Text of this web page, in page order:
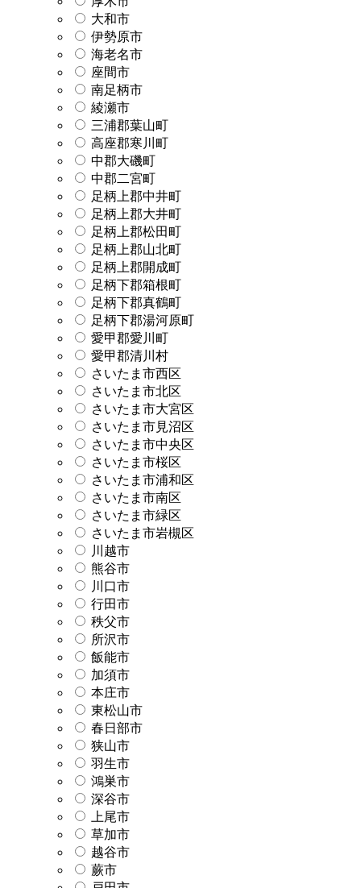
大和市
伊勢原市
海老名市
座間市
南足柄市
綾瀬市
三浦郡葉山町
高座郡寒川町
中郡大磯町
中郡二宮町
足柄上郡中井町
足柄上郡大井町
足柄上郡松田町
足柄上郡山北町
足柄上郡開成町
足柄下郡箱根町
足柄下郡真鶴町
足柄下郡湯河原町
愛甲郡愛川町
愛甲郡清川村
さいたま市西区
さいたま市北区
さいたま市大宮区
さいたま市見沼区
さいたま市中央区
さいたま市桜区
さいたま市浦和区
さいたま市南区
さいたま市緑区
さいたま市岩槻区
川越市
熊谷市
川口市
行田市
秩父市
所沢市
飯能市
加須市
本庄市
東松山市
春日部市
狭山市
羽生市
鴻巣市
深谷市
上尾市
草加市
越谷市
蕨市